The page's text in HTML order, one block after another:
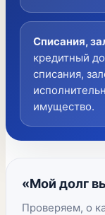
Списания,
кредитный
списания,
имущество.
«Мой долг
Проверяем, о